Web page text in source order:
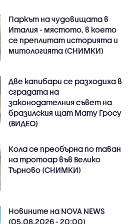
Паркът на чудовищата в
Италия - мястото, в което
се преплитат историята и
митологията (СНИМКИ)
Две капибари се разходиха в
сградата на
законодателния съвет на
бразилския щат Мату Гросу
(ВИДЕО)
Кола се преобърна по таван
на тротоар във Велико
Търново (СНИМКИ)
Новините на NOVA NEWS
(05.08.2026 - 20:00)